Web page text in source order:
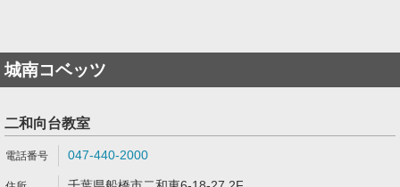
城南コベッツ
二和向台教室
047-440-2000